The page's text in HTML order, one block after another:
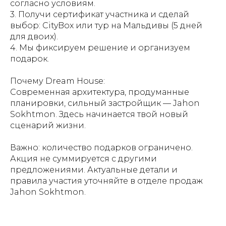
согласно условиям.
3. Получи сертификат участника и сделай
выбор: CityBox или тур на Мальдивы (5 дней
для двоих).
4. Мы фиксируем решение и организуем
подарок.
Почему Dream House:
Современная архитектура, продуманные
планировки, сильный застройщик — Jahon
Sokhtmon. Здесь начинается твой новый
сценарий жизни.
Важно: количество подарков ограничено.
Акция не суммируется с другими
предложениями. Актуальные детали и
правила участия уточняйте в отделе продаж
Jahon Sokhtmon.